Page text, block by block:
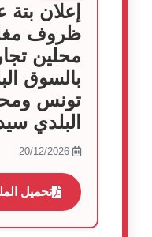
إعلان
ظروف
محلين
بالسوق
تونس
البلدي
تحميل